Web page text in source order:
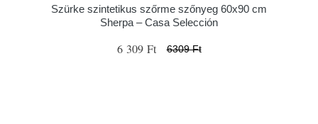
Szürke szintetikus szőrme szőnyeg 60x90 cm
Sherpa – Casa Selección
6 309 Ft 6309 Ft